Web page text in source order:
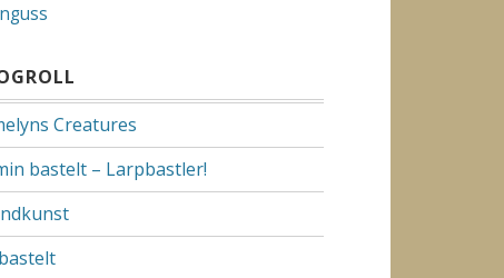
Creatures
bastelt – Larpbastler!